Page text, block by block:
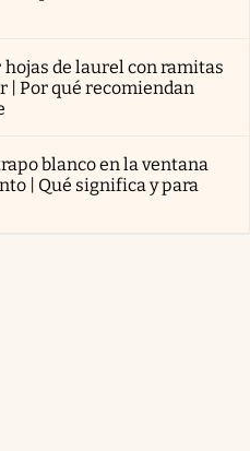
de laurel con ramitas
| Por qué recomiendan
blanco en la ventana
| Qué significa y para